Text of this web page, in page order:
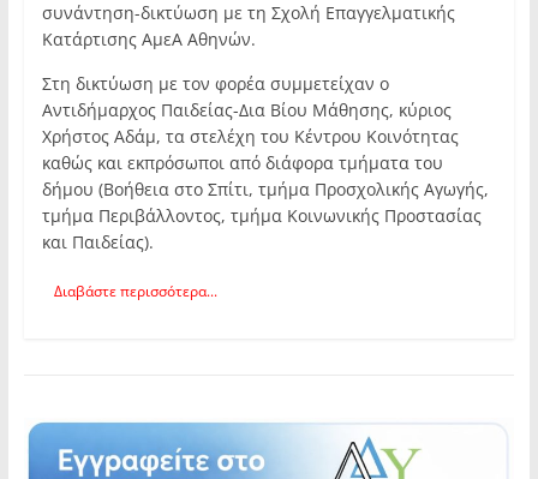
συνάντηση-δικτύωση με τη Σχολή Επαγγελματικής
Κατάρτισης ΑμεΑ Αθηνών.
Στη δικτύωση με τον φορέα συμμετείχαν ο
Αντιδήμαρχος Παιδείας-Δια Βίου Μάθησης, κύριος
Χρήστος Αδάμ, τα στελέχη του Κέντρου Κοινότητας
καθώς και εκπρόσωποι από διάφορα τμήματα του
δήμου (Βοήθεια στο Σπίτι, τμήμα Προσχολικής Αγωγής,
τμήμα Περιβάλλοντος, τμήμα Κοινωνικής Προστασίας
και Παιδείας).
Διαβάστε περισσότερα...